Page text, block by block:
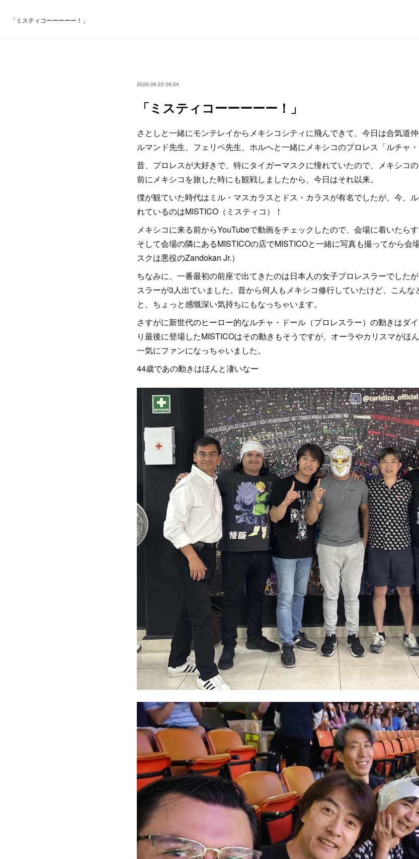
「ミスティコーーーーー！」
2026.06.22 06:24
「ミスティコーーーーー！」
さとしと一緒にモンテレイからメキシコシティに飛んできて、今日は合気道
ルマンド先生、フェリペ先生、ホルへと一緒にメキシコのプロレス「ルチャ
昔、プロレスが大好きで、特にタイガーマスクに憧れていたので、メキシコ
前にメキシコを旅した時にも観戦しましたから、今日はそれ以来。
僕が観ていた時代はミル・マスカラスとドス・カラスが有名でしたが、今、
れているのはMISTICO（ミスティコ）！
メキシコに来る前からYouTubeで動画をチェックしたので、会場に着いたら
そして会場の隣にあるMISTICOの店でMISTICOと一緒に写真も撮ってから会
スクは悪役のZandokan Jr.）
ちなみに、一番最初の前座で出てきたのは日本人の女子プロレスラーでした
スラーが3人出ていました。昔から何人もメキシコ修行していたけど、こん
と、ちょっと感慨深い気持ちにもなっちゃいます。
さすがに新世代のヒーロー的なルチャ・ドール（プロレスラー）の動きはダ
り最後に登場したMISTICOはその動きもそうですが、オーラやカリスマがほ
一気にファンになっちゃいました。
44歳であの動きはほんと凄いなー